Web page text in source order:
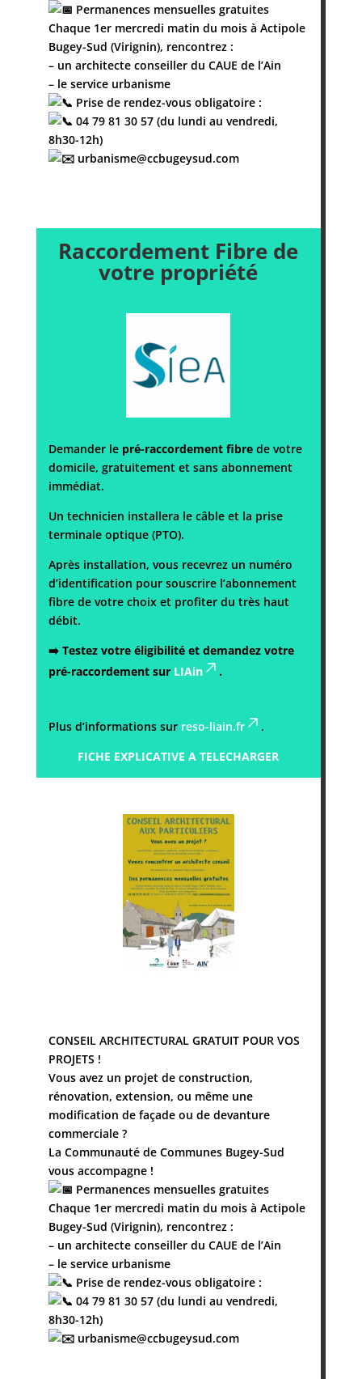
Permanences mensuelles gratuites
Chaque 1er mercredi matin du mois à Actipole
Bugey-Sud (Virignin), rencontrez :
– un architecte conseiller du CAUE de l’Ain
– le service urbanisme
Prise de rendez-vous obligatoire :
04 79 81 30 57 (du lundi au vendredi,
8h30-12h)
urbanisme@ccbugeysud.com
Raccordement Fibre de
votre propriété
Demander le pré-raccordement fibrede votre
domicile, gratuitement et sans abonnement
immédiat.
Un technicien installera le câble et la prise
terminale optique (PTO).
Après installation, vous recevrez un numéro
d’identification pour souscrire l’abonnement
fibre de votre choix et profiter du très haut
débit.
➡️ Testez votre éligibilité et demandez votre
pré-raccordement sur LIAin .
Plus d’informations sur reso-liain.fr
.
FICHE EXPLICATIVE A TELECHARGER
CONSEIL ARCHITECTURAL GRATUIT POUR VOS
PROJETS !
Vous avez un projet de construction,
rénovation, extension, ou même une
modification de façade ou de devanture
commerciale ?
La Communauté de Communes Bugey-Sud
vous accompagne !
Permanences mensuelles gratuites
Chaque 1er mercredi matin du mois à Actipole
Bugey-Sud (Virignin), rencontrez :
– un architecte conseiller du CAUE de l’Ain
– le service urbanisme
Prise de rendez-vous obligatoire :
04 79 81 30 57 (du lundi au vendredi,
8h30-12h)
urbanisme@ccbugeysud.com